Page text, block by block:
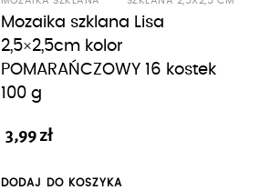
Mozaika szklana Lisa
2,5×2,5cm kolor
POMARAŃCZOWY 16 kostek
100 g
3,99zł
DODAJ DO KOSZYKA